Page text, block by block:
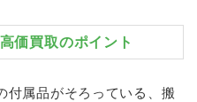
高価買取のポイント
付属品がそろっている、搬